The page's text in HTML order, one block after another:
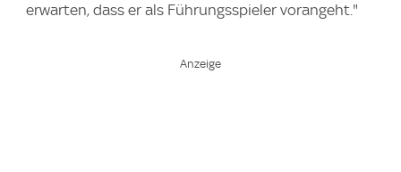
erwarten, dass er als Führungsspieler vorangeht."